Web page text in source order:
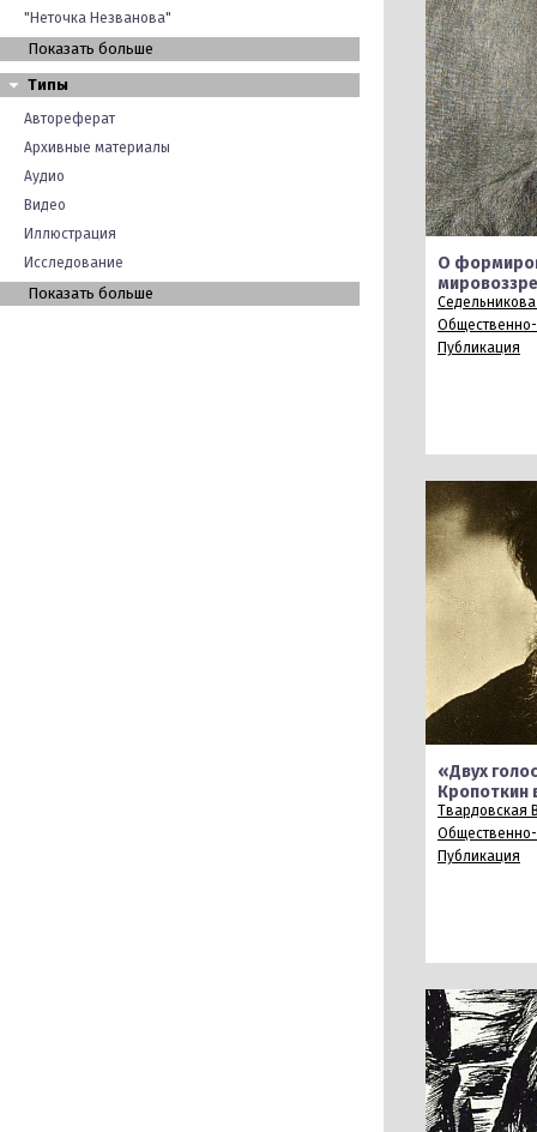
"Неточка Незванова"
Показать больше
Типы
Автореферат
Архивные материалы
Аудио
Видео
Иллюстрация
Исследование
Показать больше
О
Общественно-
Публикация
«Двух
Кропоткин
Твардовская
Общественно-
Публикация